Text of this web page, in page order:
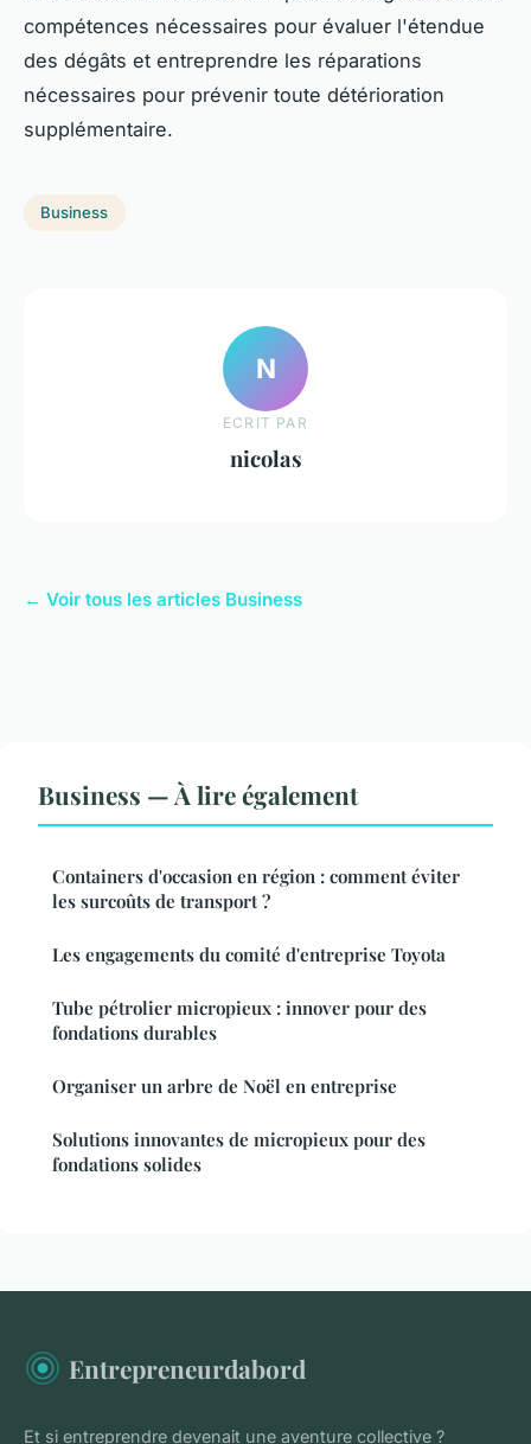
compétences nécessaires pour évaluer l'étendue
des dégâts et entreprendre les réparations
nécessaires pour prévenir toute détérioration
supplémentaire.
Business
N
ECRIT PAR
nicolas
← Voir tous les articles Business
Business — À lire également
Containers d'occasion en région : comment éviter
les surcoûts de transport ?
Les engagements du comité d'entreprise Toyota
Tube pétrolier micropieux : innover pour des
fondations durables
Organiser un arbre de Noël en entreprise
Solutions innovantes de micropieux pour des
fondations solides
Entrepreneurdabord
Et si entreprendre devenait une aventure collective ?